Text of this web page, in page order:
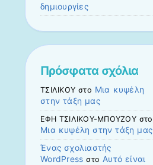
δημιουργίες
Πρόσφατα σχόλια
ΤΣΙΛΙΚΟΥ στο Μια κυψέλη
στην τάξη μας
ΕΦΗ ΤΣΙΛΙΚΟΥ-ΜΠΟΥΖΟΥστο
Μια κυψέλη στην τάξη μας
Ένας σχολιαστής
WordPress στοΑυτό είναι